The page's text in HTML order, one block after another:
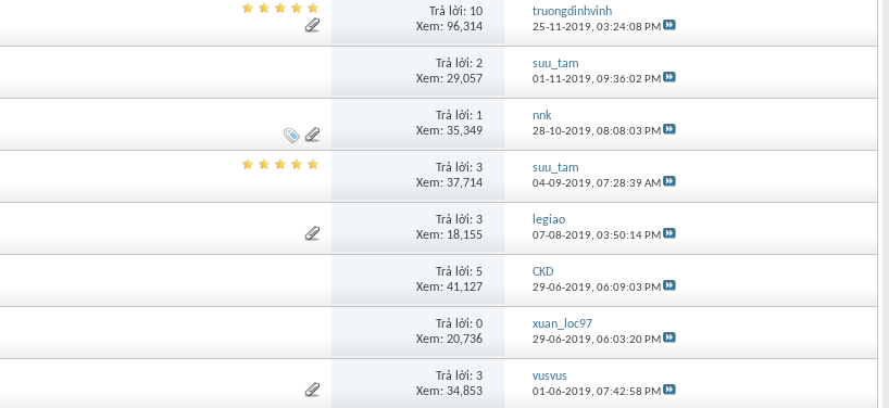
Trả lời: 10
Xem: 96,314
truongdinhvinh
25-11-2019,03:24:08 PM
Trả lời: 2
Xem: 29,057
suu_tam
01-11-2019,09:36:02 PM
Trả lời: 1
Xem: 35,349
nnk
28-10-2019,08:08:03 PM
Trả lời: 3
Xem: 37,714
suu_tam
04-09-2019,07:28:39 AM
Trả lời: 3
Xem: 18,155
legiao
07-08-2019,03:50:14 PM
Trả lời: 5
Xem: 41,127
CKD
29-06-2019,06:09:03 PM
Trả lời: 0
Xem: 20,736
xuan_loc97
29-06-2019,06:03:20 PM
Trả lời: 3
Xem: 34,853
vusvus
01-06-2019,07:42:58 PM